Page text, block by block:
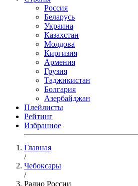
Россия
Беларусь
Украина
Казахстан
Молдова
Киргизия
Армения
Грузия
Таджикистан
Болгария
Азербайджан
Плейлисты
Рейтинг
Избранное
Главная
/
Чебоксары
/
Радио России